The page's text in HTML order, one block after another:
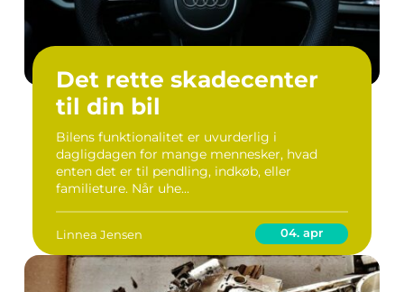
Det rette skadecenter
til din bil
Bilens funktionalitet er uvurderlig i
dagligdagen for mange mennesker, hvad
enten det er til pendling, indkøb, eller
familieture. Når uhe...
Linnea Jensen 04. apr